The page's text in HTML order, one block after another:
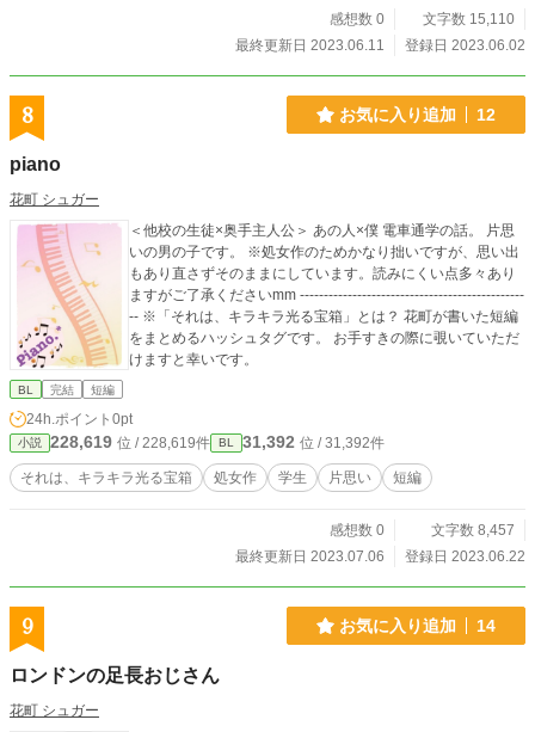
感想数 0
文字数 15,110
最終更新日 2023.06.11
登録日 2023.06.02
8 お気に入り追加 12
piano
花町 シュガー
＜他校の生徒×奥手主人公＞ あの人×僕 電車通学の話。 片思
いの男の子です。 ※処女作のためかなり拙いですが、思い出
もあり直さずそのままにしています。読みにくい点多々あり
ますがご了承くださいmm -----------------------------------------------
-- ※「それは、キラキラ光る宝箱」とは？ 花町が書いた短編
をまとめるハッシュタグです。 お手すきの際に覗いていただ
けますと幸いです。
BL 完結 短編
24h.ポイント 0pt
小説 228,619 位 / 228,619件 BL 31,392 位 / 31,392件
それは、キラキラ光る宝箱 処女作 学生 片思い 短編
感想数 0
文字数 8,457
最終更新日 2023.07.06
登録日 2023.06.22
9 お気に入り追加 14
ロンドンの足長おじさん
花町 シュガー